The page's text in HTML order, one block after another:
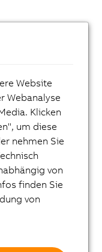
Website
Webanalyse
Klicken
um diese
nehmen Sie
von
finden Sie
von